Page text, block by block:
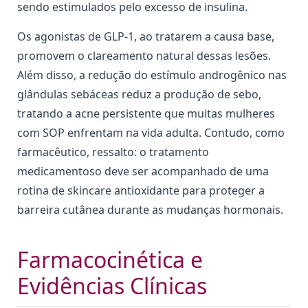
sendo estimulados pelo excesso de insulina.
Os agonistas de GLP-1, ao tratarem a causa base,
promovem o clareamento natural dessas lesões.
Além disso, a redução do estímulo androgênico nas
glândulas sebáceas reduz a produção de sebo,
tratando a acne persistente que muitas mulheres
com SOP enfrentam na vida adulta. Contudo, como
farmacêutico, ressalto: o tratamento
medicamentoso deve ser acompanhado de uma
rotina de skincare antioxidante para proteger a
barreira cutânea durante as mudanças hormonais.
Farmacocinética e
Evidências Clínicas